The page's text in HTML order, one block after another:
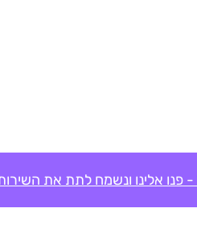
פנו אלינו ונשמח לתת את